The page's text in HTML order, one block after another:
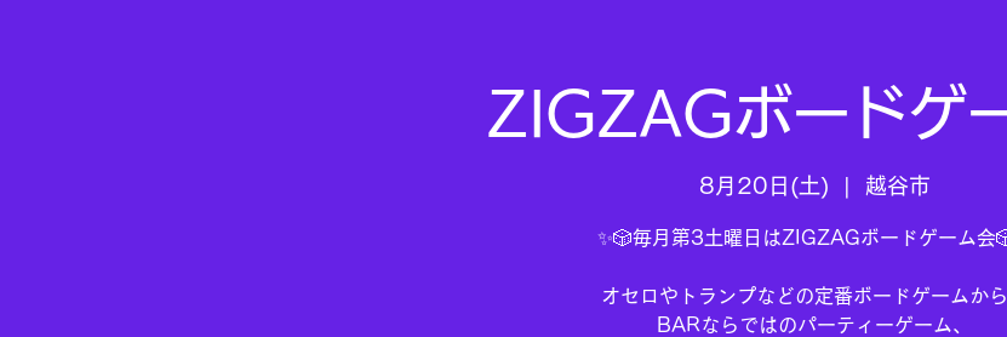
ZIGZAGボードゲ
8月20日(土) 越谷市
✨🎲毎月第3土曜日はZIGZAGボードゲーム会
オセロやトランプなどの定番ボードゲームから
BARならではのパーティーゲーム、